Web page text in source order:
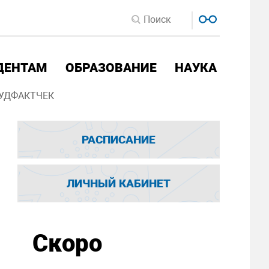
ОБРАЗОВАНИЕ НАУКА
РАСПИСАНИЕ
ЛИЧНЫЙ КАБИНЕТ
Скоро